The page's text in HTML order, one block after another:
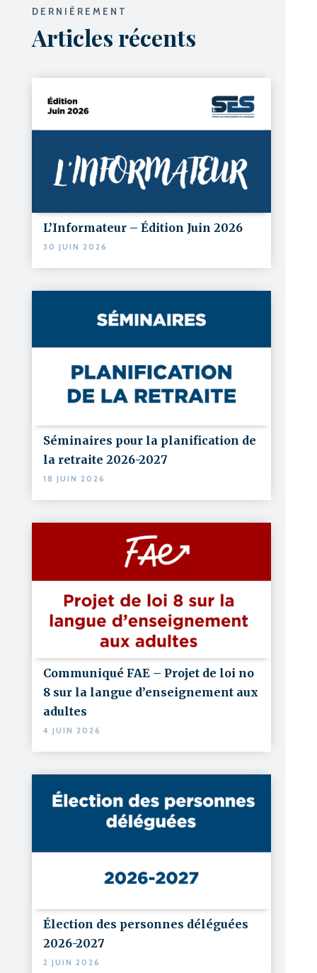
DERNIÈREMENT
Articles récents
L’Informateur – Édition Juin 2026
30 JUIN 2026
Séminaires pour la planification de
la retraite 2026-2027
18 JUIN 2026
Communiqué FAE – Projet de loi no
8 sur la langue d’enseignement aux
adultes
4 JUIN 2026
Élection des personnes déléguées
2026-2027
2 JUIN 2026